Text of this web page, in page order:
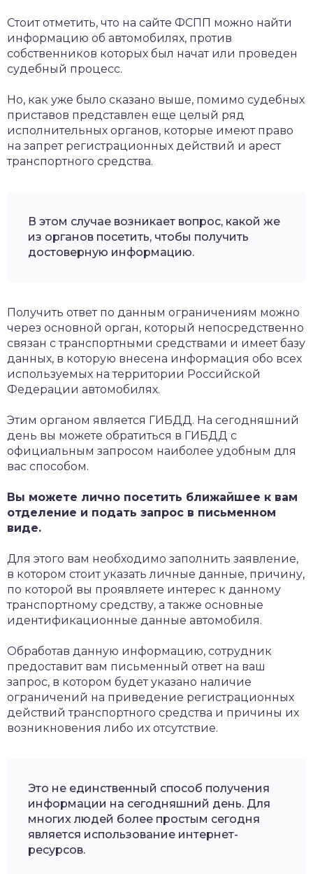
Стоит отметить, что на сайте ФСПП можно найти
информацию об автомобилях, против
собственников которых был начат или проведен
судебный процесс.
Но, как уже было сказано выше, помимо судебных
приставов представлен еще целый ряд
исполнительных органов, которые имеют право
на запрет регистрационных действий и арест
транспортного средства.
В этом случае возникает вопрос, какой же
из органов посетить, чтобы получить
достоверную информацию.
Получить ответ по данным ограничениям можно
через основной орган, который непосредственно
связан с транспортными средствами и имеет базу
данных, в которую внесена информация обо всех
используемых на территории Российской
Федерации автомобилях.
Этим органом является ГИБДД. На сегодняшний
день вы можете обратиться в ГИБДД с
официальным запросом наиболее удобным для
вас способом.
Вы можете лично посетить ближайшее к вам
отделение и подать запрос в письменном
виде.
Для этого вам необходимо заполнить заявление,
в котором стоит указать личные данные, причину,
по которой вы проявляете интерес к данному
транспортному средству, а также основные
идентификационные данные автомобиля.
Обработав данную информацию, сотрудник
предоставит вам письменный ответ на ваш
запрос, в котором будет указано наличие
ограничений на приведение регистрационных
действий транспортного средства и причины их
возникновения либо их отсутствие.
Это не единственный способ получения
информации на сегодняшний день. Для
многих людей более простым сегодня
является использование интернет-
ресурсов.